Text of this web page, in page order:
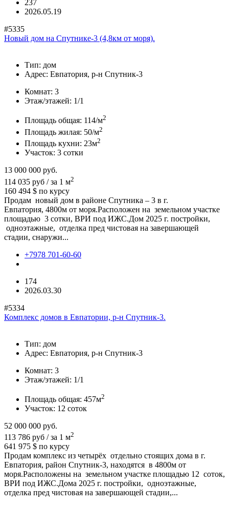
237
2026.05.19
#5335
Новый дом на Спутнике-3 (4,8км от моря).
Тип: дом
Адрес: Евпатория, р-н Спутник-3
Комнат: 3
Этаж/этажей: 1/1
Площадь общая: 114/м2
Площадь жилая: 50/м2
Площадь кухни: 23м2
Участок: 3 сотки
13 000 000 руб.
114 035 руб / за 1 м2
160 494 $ по курсу
Продам новый дом в районе Спутника – 3 в г.
Евпатория, 4800м от моря.Расположен на земельном участке
площадью 3 сотки, ВРИ под ИЖС.Дом 2025 г. постройки,
одноэтажные, отделка пред чистовая на завершающей
стадии, снаружи...
+7978 701-60-60
174
2026.03.30
#5334
Комплекс домов в Евпатории, р-н Спутник-3.
Тип: дом
Адрес: Евпатория, р-н Спутник-3
Комнат: 3
Этаж/этажей: 1/1
Площадь общая: 457м2
Участок: 12 соток
52 000 000 руб.
113 786 руб / за 1 м2
641 975 $ по курсу
Продам комплекс из четырёх отдельно стоящих дома в г.
Евпатория, район Спутник-3, находятся в 4800м от
моря.Расположены на земельном участке площадью 12 соток,
ВРИ под ИЖС.Дома 2025 г. постройки, одноэтажные,
отделка пред чистовая на завершающей стадии,...